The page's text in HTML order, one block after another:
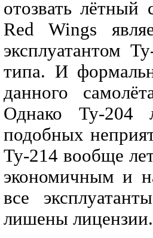
отозвать
Red Wings
эксплуатантом
типа. И
данного
Однако Ту-204
подобных
Ту-214 вообще
экономичным и
все
лишены